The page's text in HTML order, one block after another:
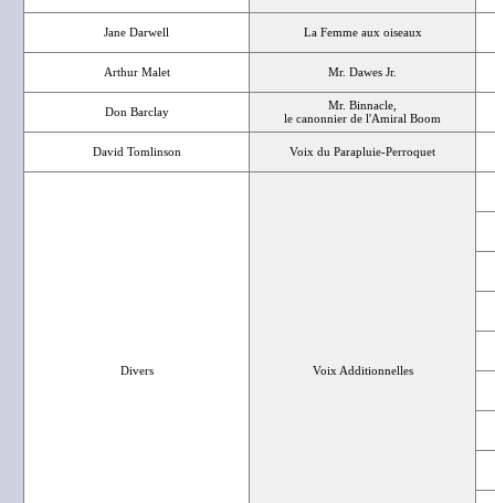
Jane Darwell La Femme aux oiseaux
Arthur Malet Mr. Dawes Jr.
Don Barclay
Mr. Binnacle,
le canonnier de l'Amiral Boom
David Tomlinson Voix du Parapluie-Perroquet
Divers Voix Additionnelles